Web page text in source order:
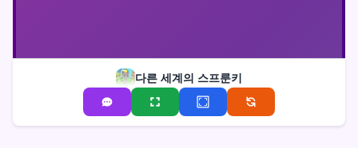
다른 세계의 스프룬키